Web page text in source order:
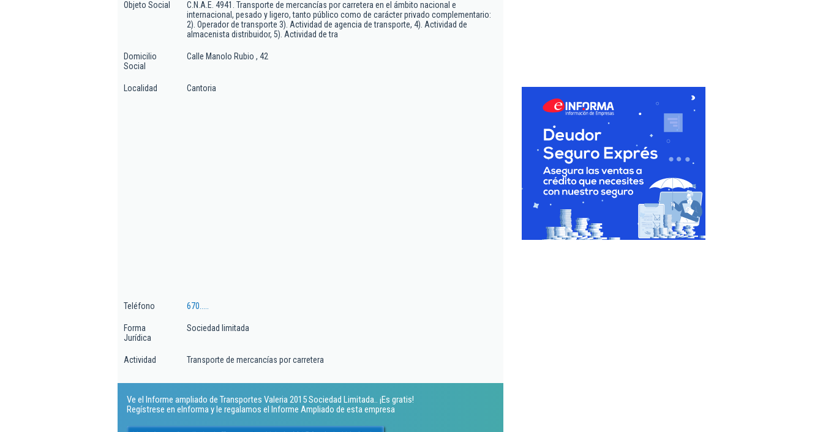
Objeto Social
C.N.A.E. 4941. Transporte de mercancías por carretera en el ámbito nacional e
internacional, pesado y ligero, tanto público como de carácter privado complementario:
2). Operador de transporte 3). Actividad de agencia de transporte, 4). Actividad de
almacenista distribuidor, 5). Actividad de tra
Domicilio
Social
Calle Manolo Rubio , 42
Localidad Cantoria
Teléfono 670.....
Forma
Jurídica
Sociedad limitada
Actividad Transporte de mercancías por carretera
Ve el Informe ampliado de Transportes Valeria 2015 Sociedad Limitada.. ¡Es gratis!
Regístrese en eInforma y le regalamos el Informe Ampliado de esta empresa